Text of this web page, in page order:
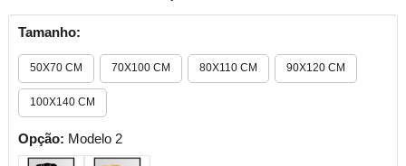
Tamanho:
50X70 CM 70X100 CM 80X110 CM 90X120 CM
100X140 CM
Opção: Modelo 2